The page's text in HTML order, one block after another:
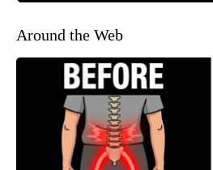
Around the Web